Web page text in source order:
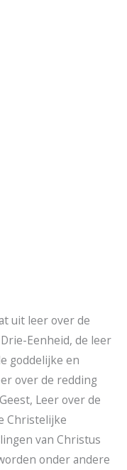
uit leer over de
Eenheid, de leer
goddelijke en
over de redding
Leer over de
Christelijke
van Christus
onder andere